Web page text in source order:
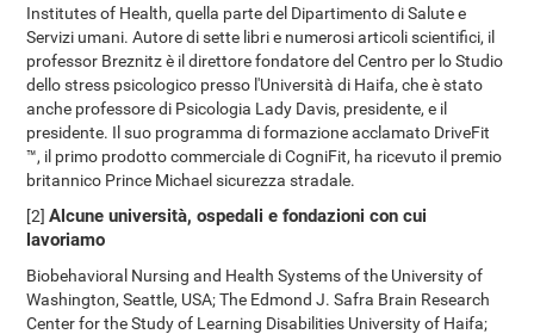
Institutes of Health, quella parte del Dipartimento di Salute e
Servizi umani. Autore di sette libri e numerosi articoli scientifici, il
professor Breznitz è il direttore fondatore del Centro per lo Studio
dello stress psicologico presso l'Università di Haifa, che è stato
anche professore di Psicologia Lady Davis, presidente, e il
presidente. Il suo programma di formazione acclamato DriveFit
™, il primo prodotto commerciale di CogniFit, ha ricevuto il premio
britannico Prince Michael sicurezza stradale.
[2]Alcune università, ospedali e fondazioni con cui
lavoriamo
Biobehavioral Nursing and Health Systems of the University of
Washington, Seattle, USA; The Edmond J. Safra Brain Research
Center for the Study of Learning Disabilities University of Haifa;